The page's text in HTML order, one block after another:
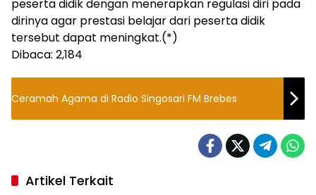
peserta didik dengan menerapkan regulasi diri pada
dirinya agar prestasi belajar dari peserta didik
tersebut dapat meningkat.(*)
Dibaca: 2,184
Ceramah Agama di Radio Singosari FM Brebes
Artikel Terkait